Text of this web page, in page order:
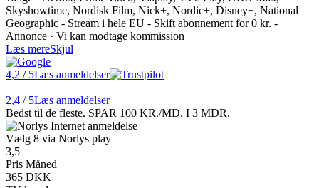
Skyshowtime, Nordisk Film, Nick+, Nordic+, Disney+, National
Geographic - Stream i hele EU - Skift abonnement for 0 kr. -
Annonce · Vi kan modtage kommission
Læs mereSkjul
4,2 / 5Læs anmeldelser
2,4 / 5Læs anmeldelser
Bedst til de fleste. SPAR 100 KR./MD. I 3 MDR.
Vælg 8 via Norlys play
3,5
Pris Måned
365 DKK